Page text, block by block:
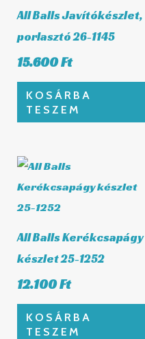
All Balls Javítókészlet,
porlasztó 26-1145
15.600Ft
KOSÁRBA
TESZEM
All Balls Kerékcsapágy
készlet 25-1252
12.100Ft
KOSÁRBA
TESZEM